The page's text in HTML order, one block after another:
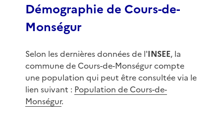
Démographie de Cours-de-
Monségur
Selon les dernières données de l'INSEE, la
commune de Cours-de-Monségur compte
une population qui peut être consultée via le
lien suivant : Population de Cours-de-
Monségur.